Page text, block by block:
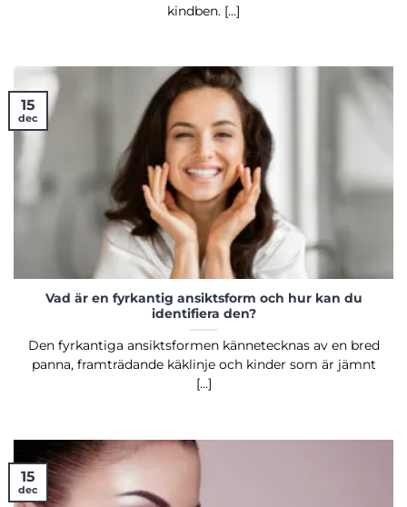
kindben. [...]
Vad är en fyrkantig ansiktsform och hur kan du
identifiera den?
Den fyrkantiga ansiktsformen kännetecknas av en bred
panna, framträdande käklinje och kinder som är jämnt
[...]
15
dec
15
dec